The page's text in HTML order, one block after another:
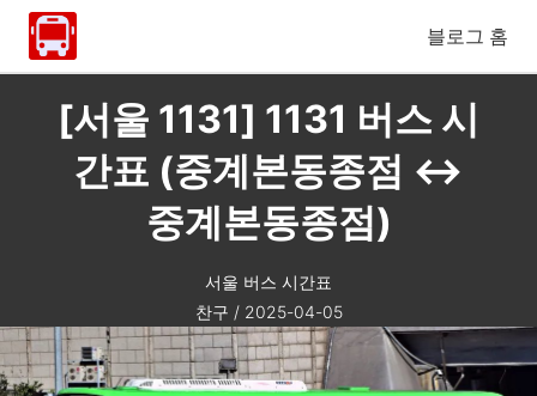
블로그 홈
[서울 1131] 1131 버스 시
간표 (중계본동종점 ↔
중계본동종점)
서울 버스 시간표
찬구 / 2025-04-05